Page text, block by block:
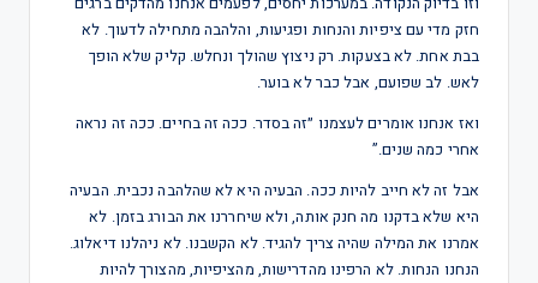
חזק מדי עם ציפיות והנחות ופגיעות, והלהבה מתחילה לדעוך. לא
בבת אחת. לא בצעקות. רק ניצוץ שהולך ונחלש. קליק שלא הופך
לאש. לב שפועם, אבל כבר לא בוער.
ואז אנחנו אומרים לעצמנו ״זה בסדר. ככה זה בחיים. ככה זה נראה
אחרי כמה שנים.”
אבל זה לא חייב להיות ככה. הבעיה היא לא שהלהבה נכבית. הבעיה
היא שלא בדקנו מה חנק אותה, ולא שיחררנו את הבורג בזמן. לא
אמרנו את המילה שהיה צריך להגיד. לא הקשבנו. לא ניהלנו דיאלוג.
הנחנו הנחות. לא הרפינו מהדרישות, מהציפיות, מהצורך להיות